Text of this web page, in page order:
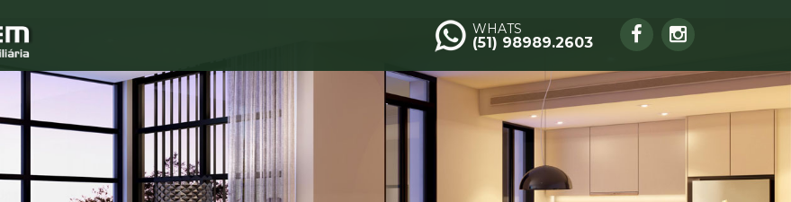
WHATS
(51) 98989.2603